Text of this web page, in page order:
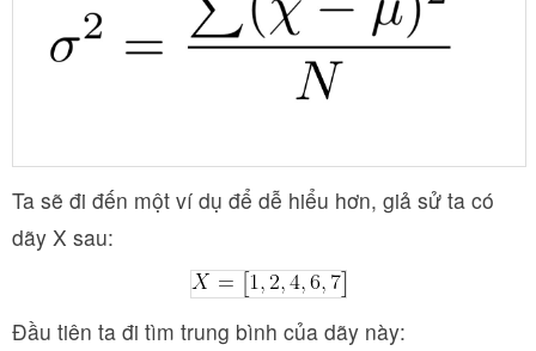
Ta sẽ đi đến một ví dụ để dễ hiểu hơn, giả sử ta có
dãy X sau:
Đầu tiên ta đi tìm trung bình của dãy này: